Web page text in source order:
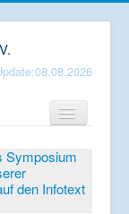
Symposium
den Infotext